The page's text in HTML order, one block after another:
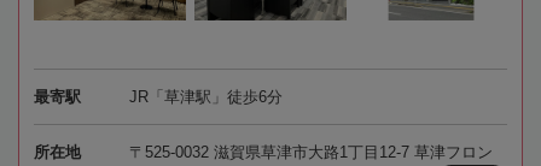
最寄駅 JR「草津駅」徒歩6分
所在地
〒525-0032 滋賀県草津市大路1丁目12-7 草津フロン